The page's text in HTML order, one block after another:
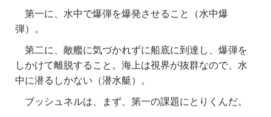
第一に、水中で爆弾を爆発させること（水中爆
弾）。
第二に、敵艦に気づかれずに船底に到達し、爆弾を
しかけて離脱すること。海上は視界が抜群なので、水
中に潜るしかない（潜水艇）。
ブッシュネルは、まず、第一の課題にとりくんだ。